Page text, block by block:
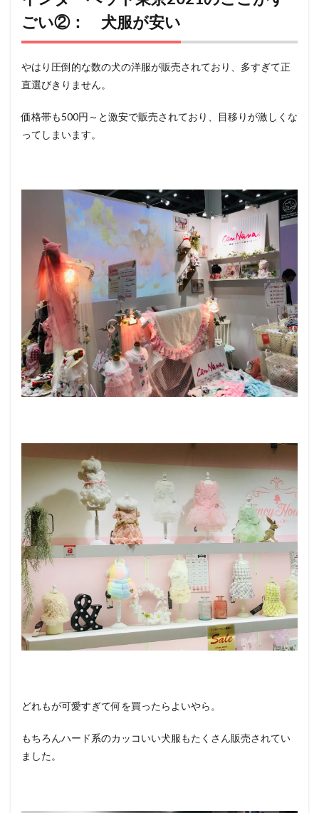
ごい②： 犬服が安い
やはり圧倒的な数の犬の洋服が販売されており、多すぎて正
直選びきりません。
価格帯も500円～と激安で販売されており、目移りが激しくな
ってしまいます。
どれもが可愛すぎて何を買ったらよいやら。
もちろんハード系のカッコいい犬服もたくさん販売されてい
ました。